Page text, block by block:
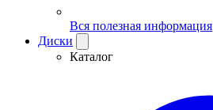
Вся полезная информация
Диски
Каталог